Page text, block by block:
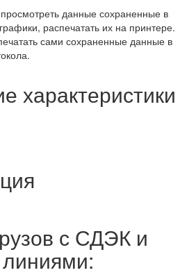
данные сохраненные в
распечатать их на принтере.
сами сохраненные данные в
характеристики
с СДЭК и